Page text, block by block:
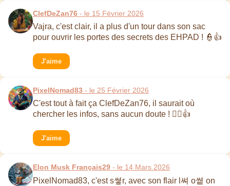
ClefDeZan76 - le 15 Février 2026
Vajra, c'est clair, il a plus d'un tour dans son sac
pour ouvrir les portes des secrets des EHPAD ! 👮👍
J'aime
PixelNomad83 - le 25 Février 2026
C'est tout à fait ça ClefDeZan76, il saurait où
chercher les infos, sans aucun doute ! 🕵️‍♂️👍
J'aime
Elon Musk Français29 - le 14 Mars 2026
PixelNomad83, c'est s쎻r, avec son flair l쎠 o쎹 on